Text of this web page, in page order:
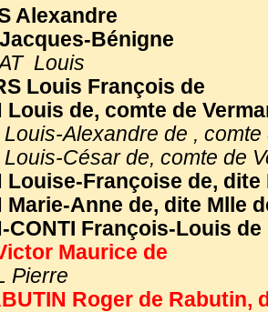
Alexandre
Bénigne
Louis
Louis François de
Louis de, comte de
Alexandre de , comte
César de, comte de
Louise-Françoise de, dite
Marie-Anne de, dite Mlle
CONTI François-Louis de
Maurice de
Pierre
Roger de Rabutin,